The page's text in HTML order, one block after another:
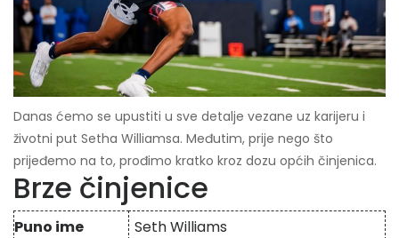
Danas ćemo se upustiti u sve detalje vezane uz karijeru i
životni put Setha Williamsa. Međutim, prije nego što
prijeđemo na to, prođimo kratko kroz dozu općih činjenica.
Brze činjenice
Puno ime
Seth Williams